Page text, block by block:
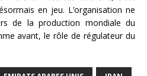
en jeu. L’organisation ne
de la production mondiale du
avant, le rôle de régulateur du